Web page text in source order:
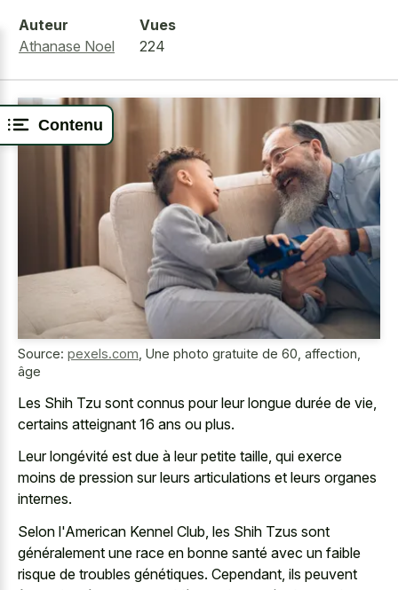
Contenu
Auteur
Athanase Noel
Vues
224
Source: pexels.com Une photo gratuite de 60, affection,
âge
Les Shih Tzu sont connus pour leur longue durée de vie,
certains atteignant 16 ans ou plus.
Leur longévité est due à leur petite taille, qui exerce
moins de pression sur leurs articulations et leurs organes
internes.
Selon l'American Kennel Club, les Shih Tzus sont
généralement une race en bonne santé avec un faible
risque de troubles génétiques. Cependant, ils peuvent